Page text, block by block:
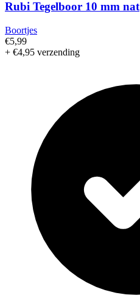
Rubi Tegelboor 10 mm nat
Boortjes
€5,99
+ €4,95 verzending